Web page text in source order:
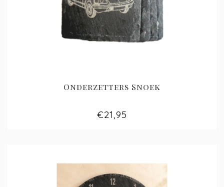
Onderzetters Snoek
€21,95